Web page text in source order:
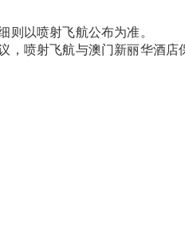
则以喷射飞航公布为准。
，喷射飞航与澳门新丽华酒店